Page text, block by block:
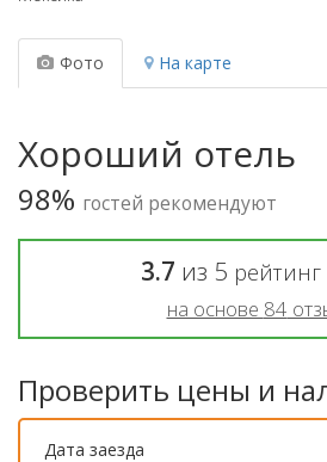
Фото На карте
Хороший отель
98% гостей рекомендуют
3.7 из 5 рейтинг
на основе 84
Проверить цены и
Дата заезда